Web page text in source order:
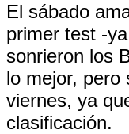
El sábado
primer test -
sonrieron los
lo mejor, pero
viernes, ya
clasificación.